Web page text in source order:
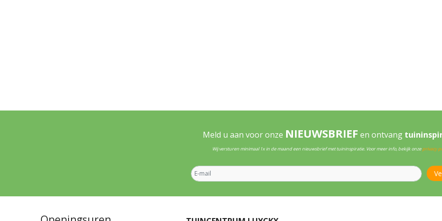
Meld u aan voor onze NIEUWSBRIEF en ontvang
Wij versturen minimaal 1x in de maand een nieuwsbrief met tuininspiratie. Voor meer info, bekijk onzeprivacy